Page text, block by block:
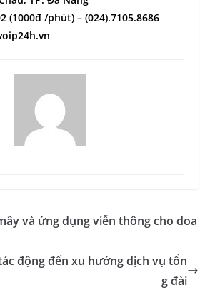
(1000đ /phút) – (024).7105.8686
và ứng dụng viễn thông cho doa
động đến xu hướng dịch vụ tổn
g đài